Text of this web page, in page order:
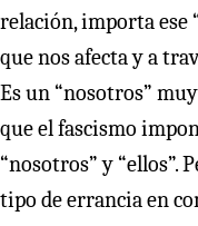
relación, importa ese
que nos afecta y a
Es un “nosotros”
que el fascismo
“nosotros” y “ellos”.
tipo de errancia en